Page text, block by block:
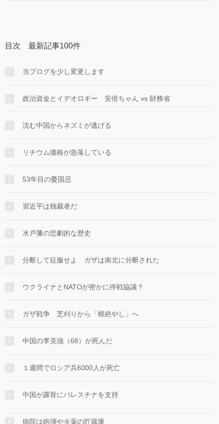
目次 最新記事100件
当ブログを少し変更します
政治資金とイデオロギー 安倍ちゃん vs 財務省
沈む中国からネズミが逃げる
リチウム価格が急落している
53年目の憂国忌
習近平は独裁者だ
水戸藩の悲劇的な歴史
分断して征服せよ ガザは南北に分断された
ウクライナとNATOが密かに停戦協議？
ガザ戦争 芝刈りから「根絶やし」へ
中国の李克強（68）が死んだ
１週間でロシア兵6000人が死亡
中国が露骨にパレスチナを支持
病院は砲弾や火薬の貯蔵庫